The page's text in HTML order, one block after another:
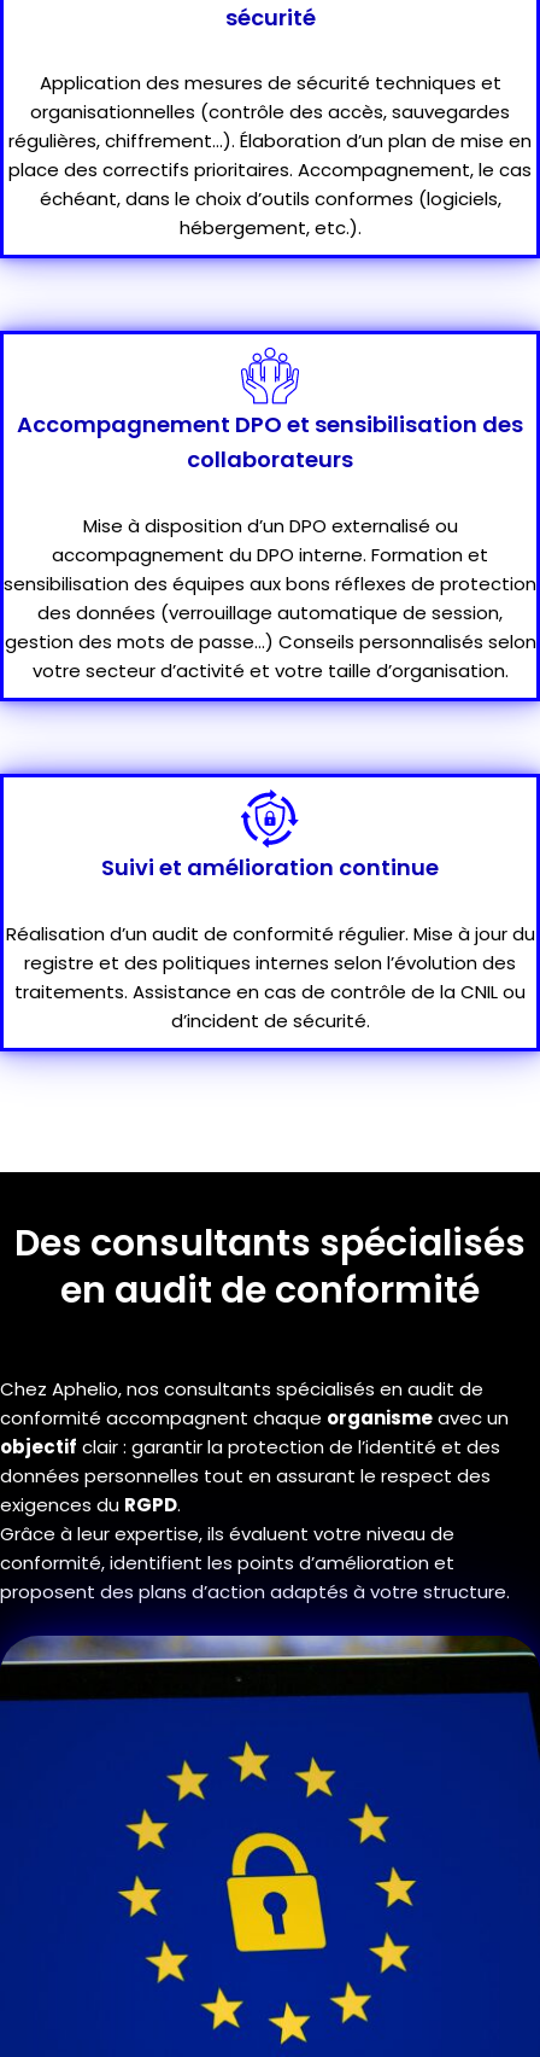
sécurité
Application des mesures de sécurité techniques et
organisationnelles (contrôle des accès, sauvegardes
régulières, chiffrement…). Élaboration d’un plan de mise en
place des correctifs prioritaires. Accompagnement, le cas
échéant, dans le choix d’outils conformes (logiciels,
hébergement, etc.).
Accompagnement DPO et sensibilisation des
collaborateurs
Mise à disposition d’un DPO externalisé ou
accompagnement du DPO interne. Formation et
sensibilisation des équipes aux bons réflexes de protection
des données (verrouillage automatique de session,
gestion des mots de passe…) Conseils personnalisés selon
votre secteur d’activité et votre taille d’organisation.
Suivi et amélioration continue
Réalisation d’un audit de conformité régulier. Mise à jour du
registre et des politiques internes selon l’évolution des
traitements. Assistance en cas de contrôle de la CNIL ou
d’incident de sécurité.
Des consultants spécialisés
en audit de conformité
Chez Aphelio, nos consultants spécialisés en audit de
conformité accompagnent chaque organismeavec un
objectif clair : garantir la protection de l’identité et des
données personnelles tout en assurant le respect des
exigences du RGPD.
Grâce à leur expertise, ils évaluent votre niveau de
conformité, identifient les points d’amélioration et
proposent des plans d’action adaptés à votre structure.